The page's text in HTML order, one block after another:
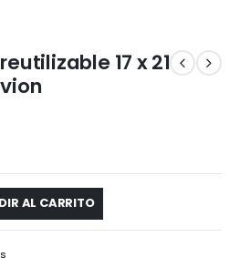
17 x 21
AL CARRITO